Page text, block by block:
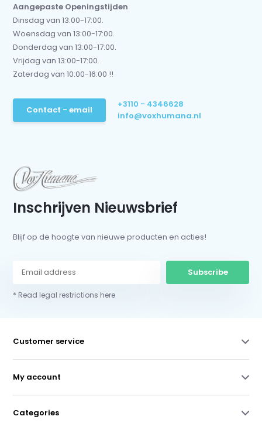
Aangepaste Openingstijden
Dinsdag van 13:00-17:00.
Woensdag van 13:00-17:00.
Donderdag van 13:00-17:00.
Vrijdag van 13:00-17:00.
Zaterdag van 10:00-16:00 !!
Contact - email
+3110 - 4346628
info@voxhumana.nl
Inschrijven Nieuwsbrief
Blijf op de hoogte van nieuwe producten en acties!
Subscribe
* Read legal restrictions here
Customer service
My account
Categories